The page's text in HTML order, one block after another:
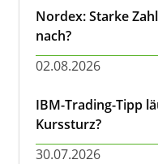
Nordex: Starke
nach?
02.08.2026
IBM-Trading-Tipp
Kurssturz?
30.07.2026